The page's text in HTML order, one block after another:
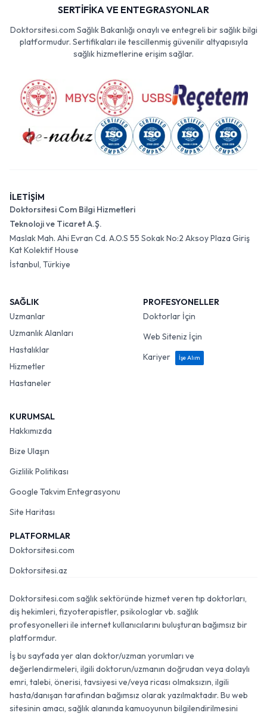
SERTİFİKA VE ENTEGRASYONLAR
Doktorsitesi.com Sağlık Bakanlığı onaylı ve entegreli bir sağlık bilgi
platformudur. Sertifikaları ile tescillenmiş güvenilir altyapısıyla
sağlık hizmetlerine erişim sağlar.
İLETİŞİM
Doktorsitesi Com Bilgi Hizmetleri
Teknoloji ve Ticaret A.Ş.
Maslak Mah. Ahi Evran Cd. A.O.S 55 Sokak No:2 Aksoy Plaza Giriş
Kat Kolektif House
İstanbul, Türkiye
SAĞLIK
Uzmanlar
Uzmanlık Alanları
Hastalıklar
Hizmetler
Hastaneler
PROFESYONELLER
Doktorlar İçin
Web Siteniz İçin
Kariyer
İşe Alım
KURUMSAL
Hakkımızda
Bize Ulaşın
Gizlilik Politikası
Google Takvim Entegrasyonu
Site Haritası
PLATFORMLAR
Doktorsitesi.com
Doktorsitesi.az
Doktorsitesi.com sağlık sektöründe hizmet veren tıp doktorları,
diş hekimleri, fizyoterapistler, psikologlar vb. sağlık
profesyonelleri ile internet kullanıcılarını buluşturan bağımsız bir
platformdur.
İş bu sayfada yer alan doktor/uzman yorumları ve
değerlendirmeleri, ilgili doktorun/uzmanın doğrudan veya dolaylı
emri, talebi, önerisi, tavsiyesi ve/veya ricası olmaksızın, ilgili
hasta/danışan tarafından bağımsız olarak yazılmaktadır. Bu web
sitesinin amacı, sağlık alanında kamuoyunun bilgilendirilmesini